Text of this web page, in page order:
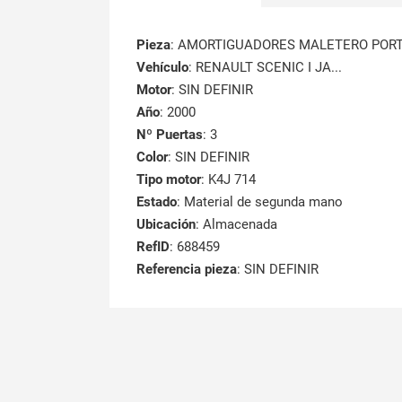
Pieza: AMORTIGUADORES MALETERO
Vehículo: RENAULT SCENIC I JA...
Motor: SIN DEFINIR
Año: 2000
Nº Puertas: 3
Color: SIN DEFINIR
Tipo motor: K4J 714
Estado: Material de segunda mano
Ubicación: Almacenada
RefID: 688459
Referencia pieza: SIN DEFINIR